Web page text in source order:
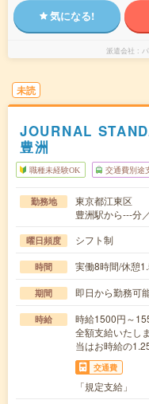
気になる!
派遣会社
未読
JOURNAL
豊洲
職種未経験OK 交通費別途
勤務地
東京都江東区
豊洲駅から---分
曜日頻度 シフト制
時間 実働8時間/休憩
期間 即日から勤務可
時給
時給1500円～
全額支給いた
当はお時給の
交通費
「規定支給」